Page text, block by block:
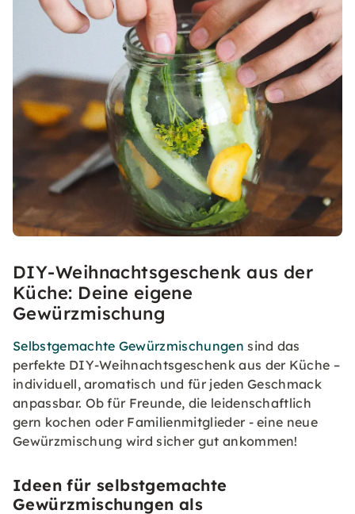
DIY-Weihnachtsgeschenk aus der
Küche: Deine eigene
Gewürzmischung
Selbstgemachte Gewürzmischungen sind das
perfekte DIY-Weihnachtsgeschenk aus der Küche –
individuell, aromatisch und für jeden Geschmack
anpassbar. Ob für Freunde, die leidenschaftlich
gern kochen oder Familienmitglieder - eine neue
Gewürzmischung wird sicher gut ankommen!
Ideen für selbstgemachte
Gewürzmischungen als